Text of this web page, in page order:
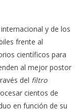
y de los
frente al
científicos para
al mejor postor
del filtro
cientos de
en función de su